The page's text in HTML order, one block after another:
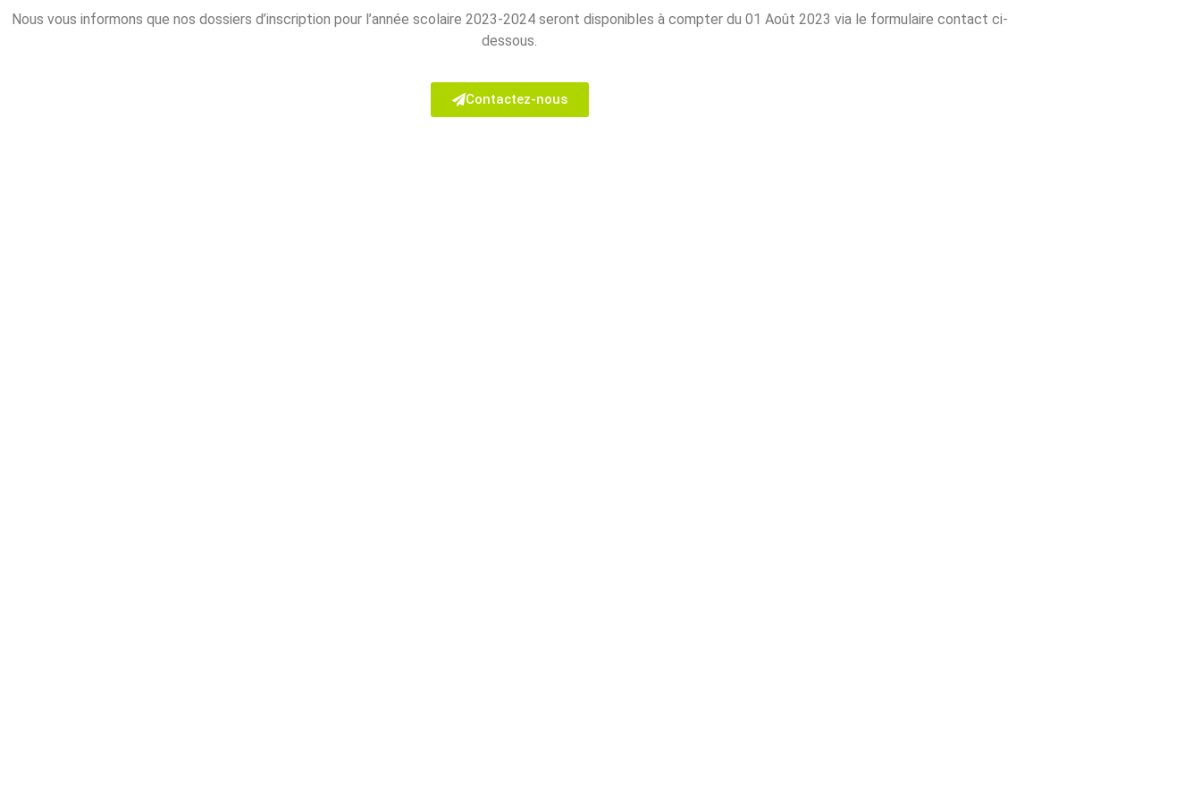
Nous vous informons que nos dossiers d’inscription pour l’année scolaire 2023-2024 seront disponibles à compter du 01 Août 2023 via le formulaire contact ci-
dessous.
Contactez-nous